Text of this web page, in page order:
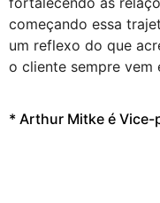
começando essa
um reflexo do que
o cliente sempre vem
* Arthur Mitke é Vice-